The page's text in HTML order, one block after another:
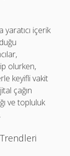
içerik
olurken,
keyifli vakit
çağın
ve topluluk